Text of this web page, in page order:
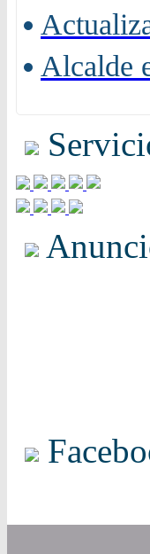
Alcalde